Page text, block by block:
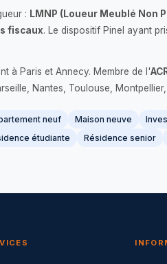
: LMNP (Loueur Meublé Non
fiscaux. Le dispositif Pinel ayant
à Paris et Annecy. Membre de l'
Nantes, Toulouse,
neuf Maison neuve
étudiante Résidence senior